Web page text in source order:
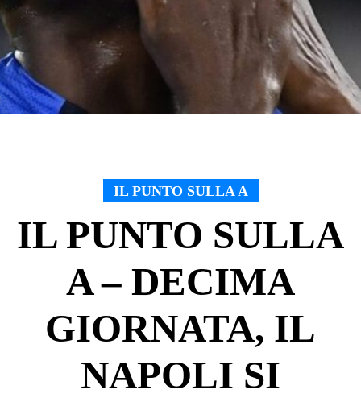
IL PUNTO SULLA A
IL PUNTO SULLA
A – DECIMA
GIORNATA, IL
NAPOLI SI